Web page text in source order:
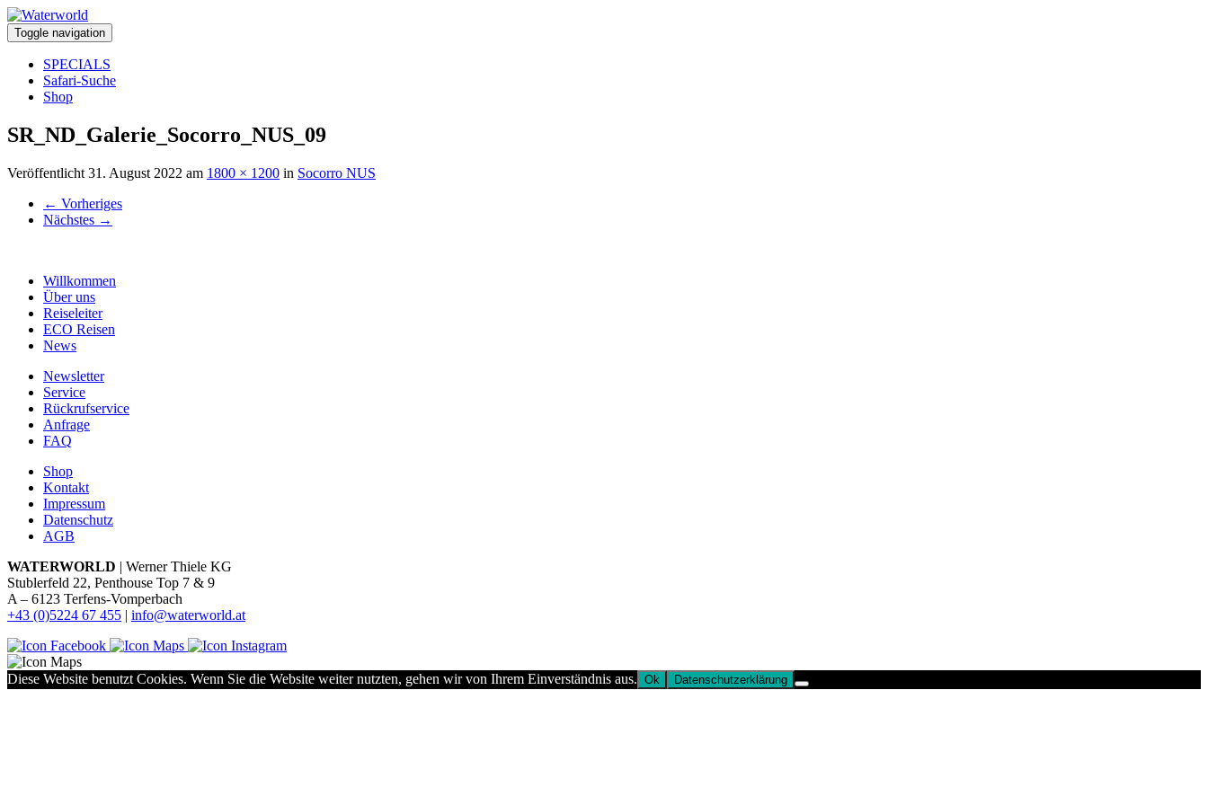
Toggle navigation
SPECIALS
Safari-Suche
Shop
SR_ND_Galerie_Socorro_NUS_09
Veröffentlicht 31. August 2022 am 1800 × 1200 in Socorro NUS
← Vorheriges
Nächstes →
Willkommen
Über uns
Reiseleiter
ECO Reisen
News
Newsletter
Service
Rückrufservice
Anfrage
FAQ
Shop
Kontakt
Impressum
Datenschutz
AGB
WATERWORLD | Werner Thiele KG
Stublerfeld 22, Penthouse Top 7 & 9
A – 6123 Terfens-Vomperbach
+43 (0)5224 67 455 | info@waterworld.at
Diese Website benutzt Cookies. Wenn Sie die Website weiter nutzten, gehen wir von Ihrem Einverständnis aus. Ok Datenschutzerklärung